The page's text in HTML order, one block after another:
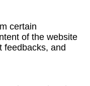
certain
of the website
feedbacks, and